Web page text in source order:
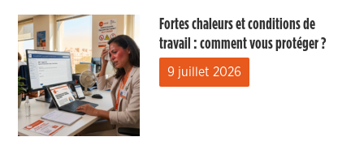
Fortes chaleurs et conditions de
travail : comment vous protéger ?
9 juillet 2026